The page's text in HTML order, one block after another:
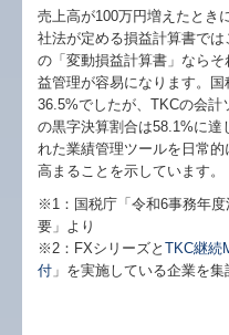
売上高が100万円増えたとき
社法が定める損益計算書で
の「変動損益計算書」なら
益管理が容易になります。
36.5%でしたが、TKCの会
の黒字決算割合は58.1%に
れた業績管理ツールを日常
高まることを示しています。
※1：国税庁「令和6事務年
要」より
※2：FXシリーズとTKC継続
付 」を実施している企業を集